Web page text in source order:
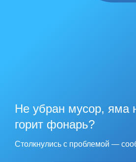
Не убран мусор, яма
горит фонарь?
Столкнулись с проблемой —